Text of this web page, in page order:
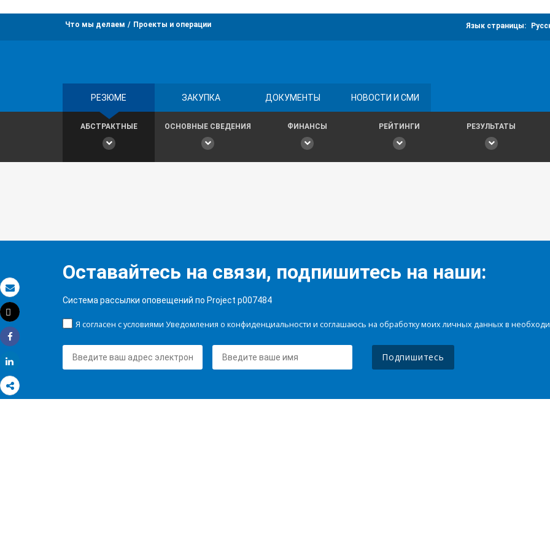
Электронная почта
Распечатать
Tweet
Share
Что мы делаем Проекты и операции Язык страницы:
РЕЗЮМЕ ЗАКУПКА ДОКУМЕНТЫ НОВОСТИ И СМИ
АБСТРАКТНЫЕ ОСНОВНЫЕ СВЕДЕНИЯ ФИНАНСЫ РЕЙТИНГИ РЕЗУЛЬТАТЫ
Оставайтесь на связи, подпишитесь на наши:
Система рассылки оповещений по Project p007484
Я согласен с условиями Уведомления о конфиденциальности и соглашаюсь на обработку моих личных данных в
Подпишитесь